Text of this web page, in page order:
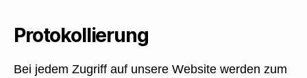
Protokollierung
Bei jedem Zugriff auf unsere Website werden zum